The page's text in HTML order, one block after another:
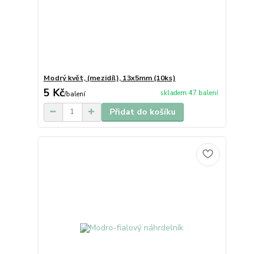
Modrý květ, (mezidíl), 13x5mm (10ks)
5 Kč/balení skladem 47 balení
Přidat do košíku